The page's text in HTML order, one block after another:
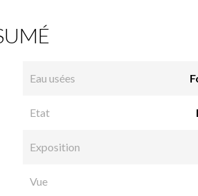
Eau usées
Etat
Exposition
Vue